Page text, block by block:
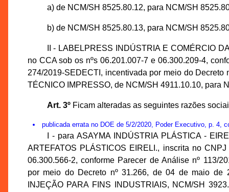
a) de NCM/SH 8525.80.12, para NCM/SH
b) de NCM/SH 8525.80.13, para NCM/SH
II - LABELPRESS INDÚSTRIA E COMÉRCIO
no CCA sob os nºs 06.201.007-7 e 06.300.209-4,
274/2019-SEDECTI, incentivada por meio do
TÉCNICO IMPRESSO, de NCM/SH 4911.10.10, para
Art. 3ºFicam alteradas as seguintes razões
publicada errata no DOE de 5/2/2020, Poder Executivo, p. 4,
I - para ASAYMA INDÚSTRIA PLÁSTICA -
ARTEFATOS PLÁSTICOS EIRELI., inscrita no
06.300.566-2, conforme Parecer de Análise nº 113/
por meio do Decreto nº 31.266, de 04 de maio de
INJEÇÃO PARA FINS INDUSTRIAIS, NCM/SH